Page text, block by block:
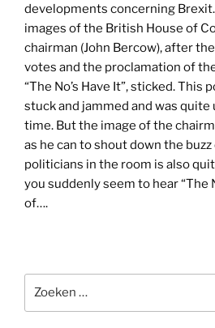
developments concerning
images of the British House of
chairman (John Bercow), after
votes and the proclamation of
“The No’s Have It”, sticked. This
stuck and jammed and was
time. But the image of the
as he can to shout down the
politicians in the room is also
you suddenly seem to hear “The
of….
naar: